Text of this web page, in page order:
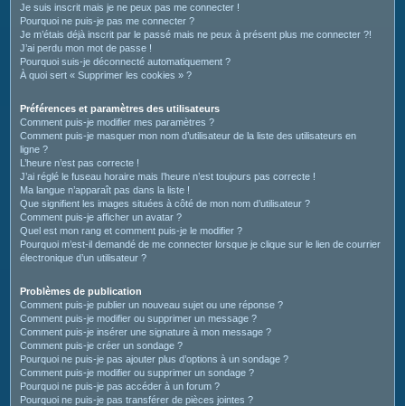
Je suis inscrit mais je ne peux pas me connecter !
Pourquoi ne puis-je pas me connecter ?
Je m’étais déjà inscrit par le passé mais ne peux à présent plus me connecter ?!
J’ai perdu mon mot de passe !
Pourquoi suis-je déconnecté automatiquement ?
À quoi sert « Supprimer les cookies » ?
Préférences et paramètres des utilisateurs
Comment puis-je modifier mes paramètres ?
Comment puis-je masquer mon nom d’utilisateur de la liste des utilisateurs en
ligne ?
L’heure n’est pas correcte !
J’ai réglé le fuseau horaire mais l’heure n’est toujours pas correcte !
Ma langue n’apparaît pas dans la liste !
Que signifient les images situées à côté de mon nom d’utilisateur ?
Comment puis-je afficher un avatar ?
Quel est mon rang et comment puis-je le modifier ?
Pourquoi m’est-il demandé de me connecter lorsque je clique sur le lien de courrier
électronique d’un utilisateur ?
Problèmes de publication
Comment puis-je publier un nouveau sujet ou une réponse ?
Comment puis-je modifier ou supprimer un message ?
Comment puis-je insérer une signature à mon message ?
Comment puis-je créer un sondage ?
Pourquoi ne puis-je pas ajouter plus d’options à un sondage ?
Comment puis-je modifier ou supprimer un sondage ?
Pourquoi ne puis-je pas accéder à un forum ?
Pourquoi ne puis-je pas transférer de pièces jointes ?